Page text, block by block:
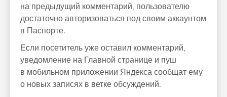
на предыдущий комментарий, пользователю
достаточно авторизоваться под своим аккаунтом
в Паспорте.
Если посетитель уже оставил комментарий,
уведомление на Главной странице и пуш
в мобильном приложении Яндекса сообщат ему
о новых записях в ветке обсуждений.